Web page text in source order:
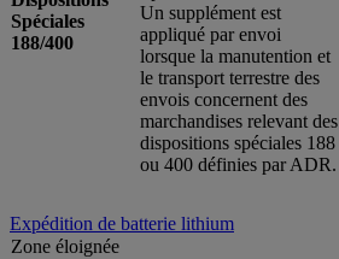
Spéciales
188/400
Un supplément est
appliqué par envoi
lorsque la manutention et
le transport terrestre des
envois concernent des
marchandises relevant des
dispositions spéciales 188
ou 400 définies par ADR.
Expédition de batterie lithium
Zone éloignée